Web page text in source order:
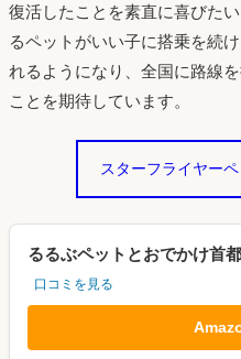
復活したことを素直に喜びた
るペットがいい子に搭乗を続
れるようになり、全国に路線
ことを期待しています。
スターフライヤー
るるぶペットとおでかけ首
口コミを見る